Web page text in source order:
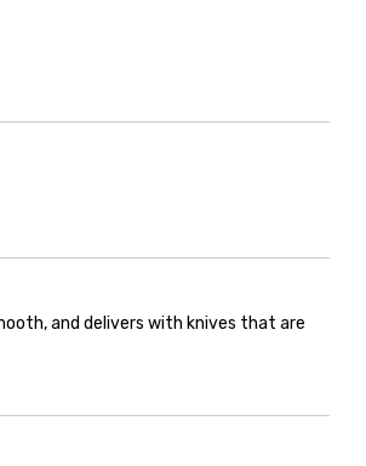
and delivers with knives that are